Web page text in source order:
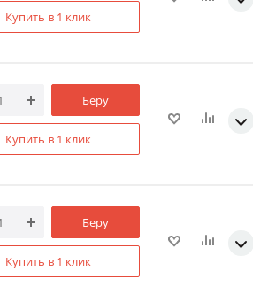
Купить в 1 клик
Беру
Купить в 1 клик
Беру
Купить в 1 клик